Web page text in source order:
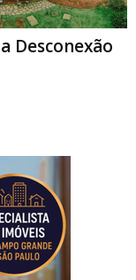
Desconexão